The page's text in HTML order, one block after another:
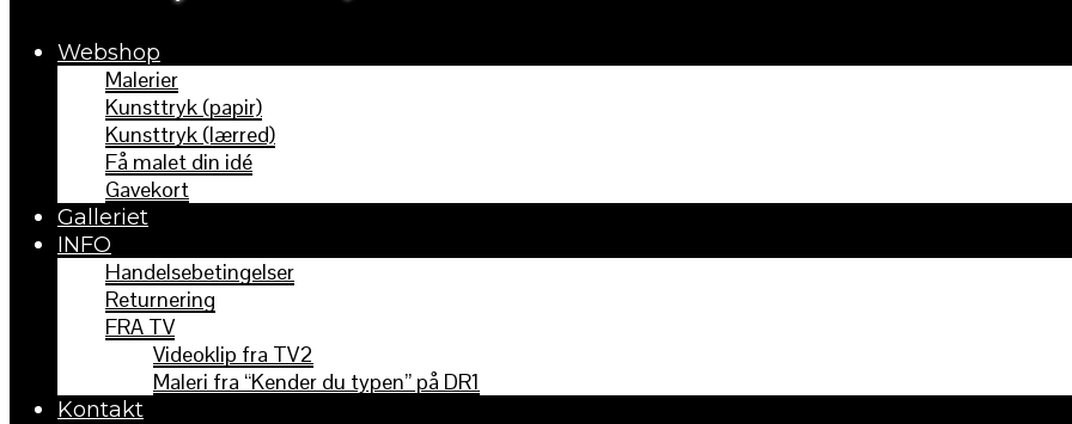
Webshop
Malerier
Kunsttryk (papir)
Kunsttryk (lærred)
Få malet din idé
Gavekort
Galleriet
INFO
Handelsebetingelser
Returnering
FRA TV
Videoklip fra TV2
Maleri fra “Kender du typen” på DR1
Kontakt